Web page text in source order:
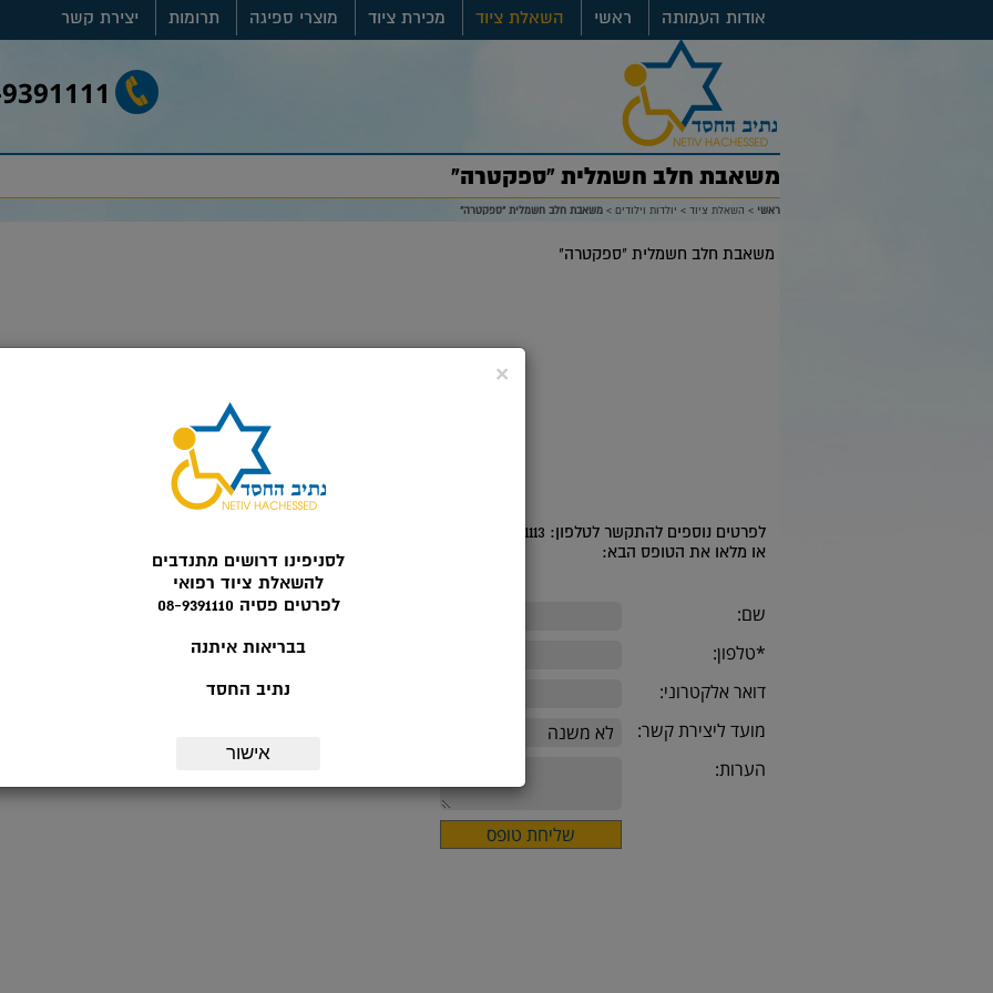
אודות העמותה ראשי השאלת ציוד מכירת ציוד מוצרי ספיגה תרומות יצירת קשר
משאבת חלב חשמלית "ספקטרה"
ראשי > השאלת ציוד > יולדות וילודים > משאבת חלב חשמלית "ספקטרה"
משאבת חלב חשמלית "ספקטרה"
לפרטים נוספים להתקשר לטלפון: 08-9391113 בשעות הפעילות: ימי א'-ה : 9.00-14.00
או מלאו את הטופס הבא:
שם:
*טלפון:
דואר אלקטרוני:
מועד ליצירת קשר:
הערות:
×
לסניפינו דרושים מתנדבים
להשאלת ציוד רפואי
לפרטים פסיה 08-9391110
בבריאות איתנה
נתיב החסד
אישור